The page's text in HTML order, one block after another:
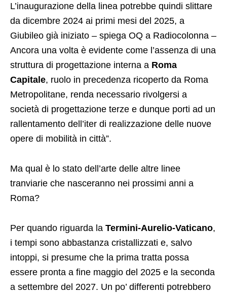
L’inaugurazione della linea potrebbe quindi slittare
da dicembre 2024 ai primi mesi del 2025, a
Giubileo già iniziato – spiega OQ a Radiocolonna –
Ancora una volta è evidente come l’assenza di una
struttura di progettazione interna a Roma
Capitale, ruolo in precedenza ricoperto da Roma
Metropolitane, renda necessario rivolgersi a
società di progettazione terze e dunque porti ad un
rallentamento dell’iter di realizzazione delle nuove
opere di mobilità in città”.
Ma qual è lo stato dell’arte delle altre linee
tranviarie che nasceranno nei prossimi anni a
Roma?
Per quando riguarda la Termini-Aurelio-Vaticano,
i tempi sono abbastanza cristallizzati e, salvo
intoppi, si presume che la prima tratta possa
essere pronta a fine maggio del 2025 e la seconda
a settembre del 2027. Un po’ differenti potrebbero